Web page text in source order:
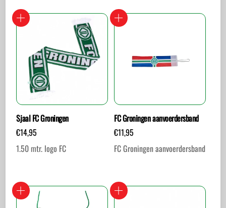
Sjaal FC Groningen
€14,95
1.50 mtr. logo FC
FC Groningen aanvoerdersband
€11,95
FC Groningen aanvoerdersband